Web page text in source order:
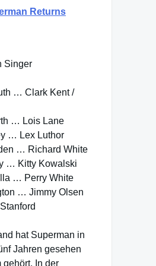
Returns
Singer
… Clark Kent /
… Lois Lane
… Lex Luthor
… Richard White
… Kitty Kowalski
… Perry White
… Jimmy Olsen
hat Superman in
Jahren gesehen
gehört. In der